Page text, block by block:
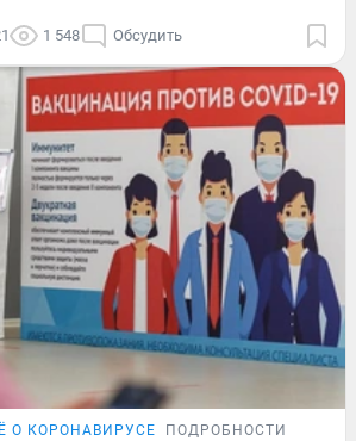
1 548 Обсудить
О КОРОНАВИРУСЕ ПОДРОБНОСТИ